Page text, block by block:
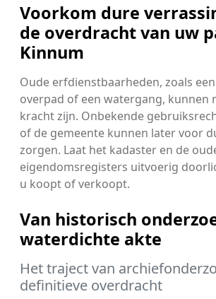
Voorkom dure
de overdracht van uw
Kinnum
Oude erfdienstbaarheden, zoals
overpad of een watergang, kunnen
kracht zijn. Onbekende
of de gemeente kunnen later voor
zorgen. Laat het kadaster en de
eigendomsregisters uitvoerig
u koopt of verkoopt.
Van historisch
waterdichte akte
Het traject van
definitieve overdracht